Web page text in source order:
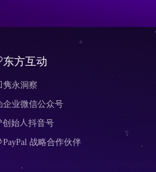
东方互动
隽永洞察
企业微信公众号
创始人抖音号
PayPal 战略合作伙伴